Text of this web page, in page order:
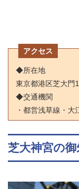
アクセス
◆所在地
東京都港区芝大門
◆交通機関
・都営浅草線・
芝大神宮の御